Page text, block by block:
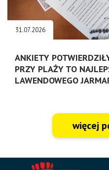
31.07.2026
ANKIETY
PRZY PLAŻY TO
LAWENDOWEGO
więcej